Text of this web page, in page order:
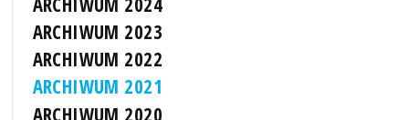
ARCHIWUM 2023
ARCHIWUM 2022
ARCHIWUM 2021
ARCHIWUM 2020